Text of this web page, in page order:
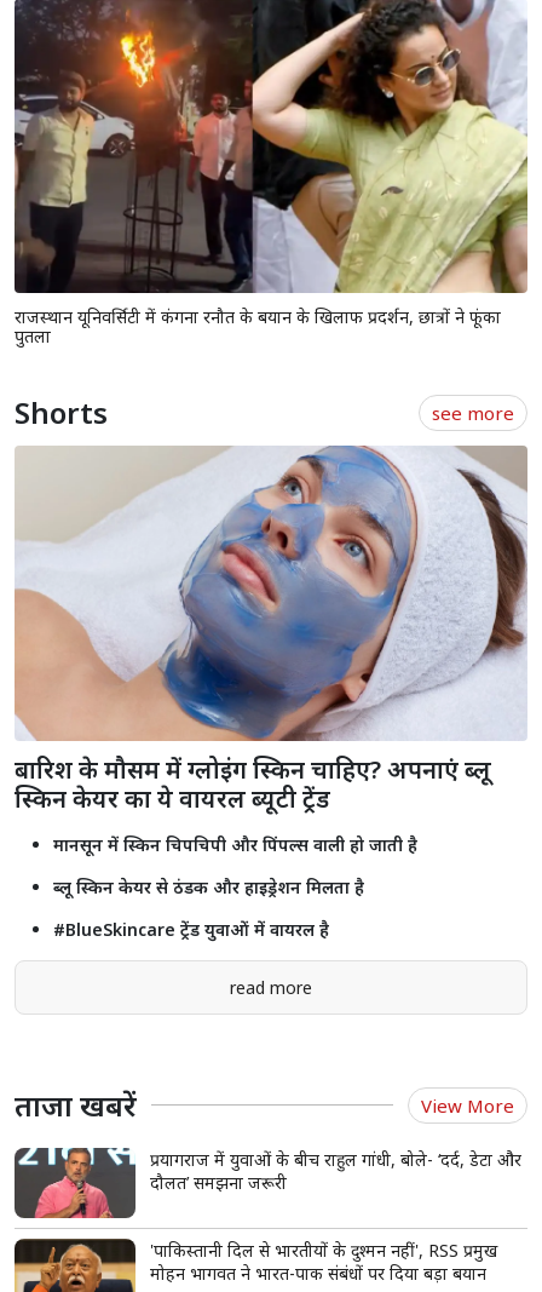
राजस्थान यूनिवर्सिटी में कंगना रनौत के बयान के खिलाफ प्रदर्शन, छात्रों ने फूंका
पुतला
Shorts see more
बारिश के मौसम में ग्लोइंग स्किन चाहिए? अपनाएं ब्लू
स्किन केयर का ये वायरल ब्यूटी ट्रेंड
मानसून में स्किन चिपचिपी और पिंपल्स वाली हो जाती है
ब्लू स्किन केयर से ठंडक और हाइड्रेशन मिलता है
#BlueSkincare ट्रेंड युवाओं में वायरल है
read more
ताजा खबरें View More
प्रयागराज में युवाओं के बीच राहुल गांधी, बोले- ‘दर्द, डेटा और
दौलत’ समझना जरूरी
'पाकिस्तानी दिल से भारतीयों के दुश्मन नहीं', RSS प्रमुख
मोहन भागवत ने भारत-पाक संबंधों पर दिया बड़ा बयान